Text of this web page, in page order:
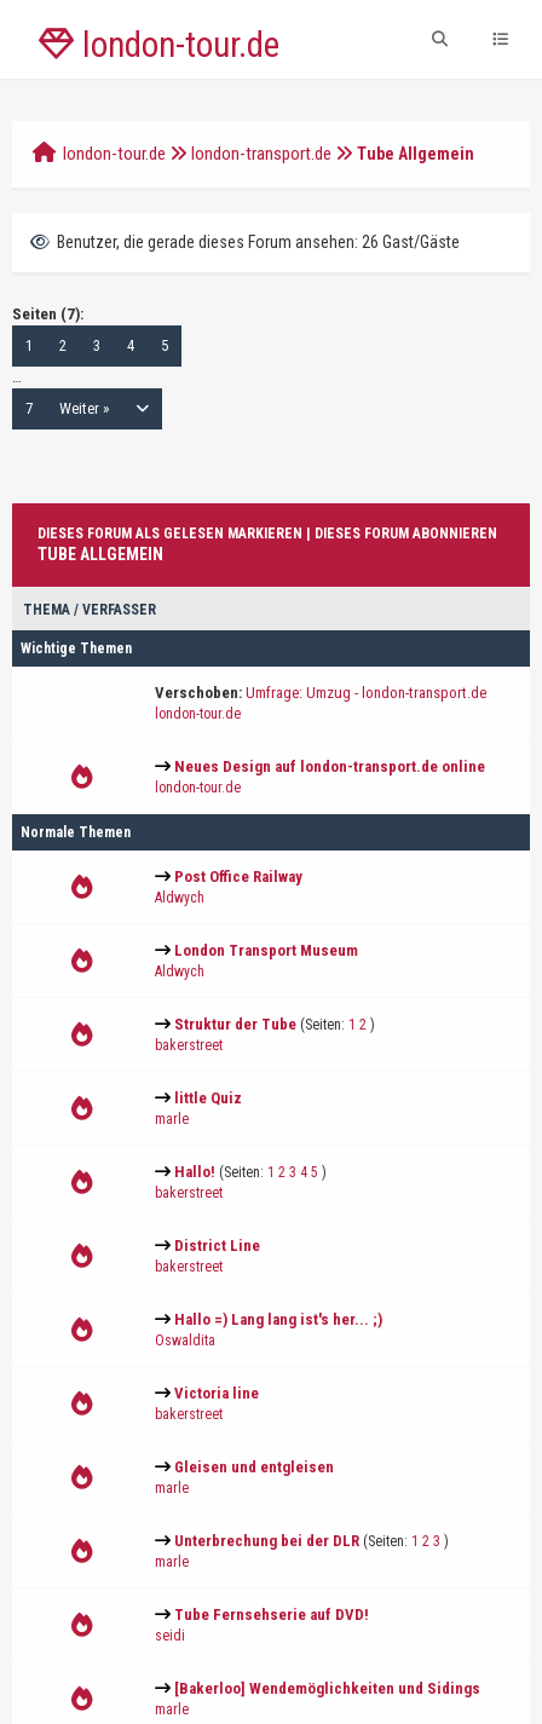
london-tour.de
london-tour.de london-transport.de Tube Allgemein
Benutzer, die gerade dieses Forum ansehen: 26 Gast/Gäste
Seiten (7):
1
2 3 4
5
…
7
Weiter »
DIESES FORUM ALS GELESEN MARKIEREN DIESES FORUM ABONNIEREN
TUBE ALLGEMEIN
THEMA / VERFASSER
Wichtige Themen
Verschoben: Umfrage: Umzug - london-transport.de
london-tour.de
Neues Design auf london-transport.de online
london-tour.de
Normale Themen
Post Office Railway
Aldwych
London Transport Museum
Aldwych
Struktur der Tube (Seiten: 1 2 )
bakerstreet
little Quiz
marle
Hallo! (Seiten: 1 2 3 4 5 )
bakerstreet
District Line
bakerstreet
Hallo =) Lang lang ist's her... ;)
Oswaldita
Victoria line
bakerstreet
Gleisen und entgleisen
marle
Unterbrechung bei der DLR (Seiten: 1 2 3 )
marle
Tube Fernsehserie auf DVD!
seidi
[Bakerloo] Wendemöglichkeiten und Sidings
marle